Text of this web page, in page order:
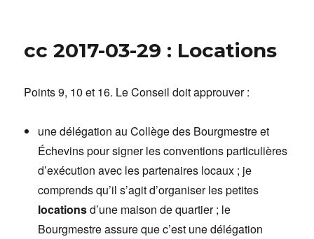
cc 2017-03-29 : Locations
Points 9, 10 et 16. Le Conseil doit approuver :
une délégation au Collège des Bourgmestre et
Échevins pour signer les conventions particulières
d’exécution avec les partenaires locaux ; je
comprends qu’il s’agit d’organiser les petites
locationsd’une maison de quartier ; le
Bourgmestre assure que c’est une délégation